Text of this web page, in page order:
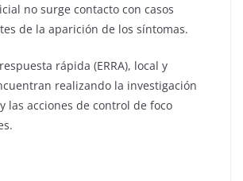
no surge contacto con casos
de la aparición de los síntomas.
rápida (ERRA), local y
realizando la investigación
las acciones de control de foco